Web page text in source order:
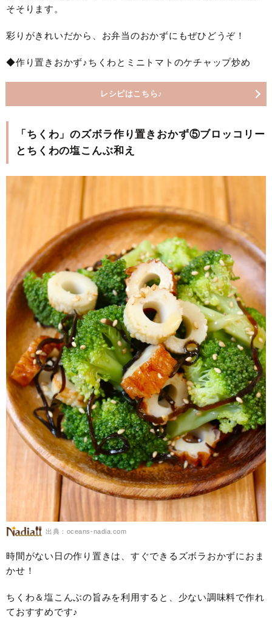
そそります。
彩りがきれいだから、お弁当のおかずにもぜひどうぞ！
◆作り置きおかず♪ちくわとミニトマトのケチャップ炒め
レシピはこちら♪
「ちくわ」のズボラ作り置きおかず⑤ブロッコリー
とちくわの塩こんぶ和え
出典：oceans-nadia.com
時間がない日の作り置きは、すぐできるズボラおかずにおま
かせ！
ちくわ＆塩こんぶの旨みを利用すると、少ない調味料で作れ
ておすすめです♪